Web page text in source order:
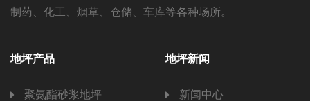
制药、化工、烟草、仓储、车库等各种场所。
地坪产品
聚氨酯砂浆地坪
地坪新闻
新闻中心